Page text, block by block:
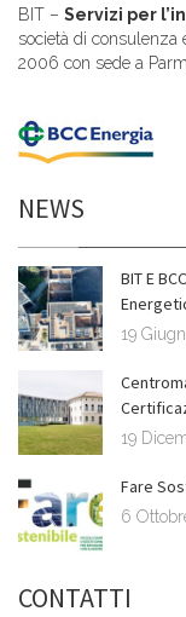
BIT – Servizi per
società di consulenza
2006 con sede a
NEWS
BIT E
19
19
Fare
6
CONTATTI